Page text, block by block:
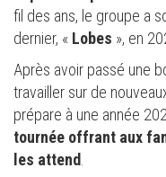
fil des ans, le groupe a
dernier, « Lobes », en
Après avoir passé une
travailler sur de
prépare à une année
tournée offrant aux
les attend.